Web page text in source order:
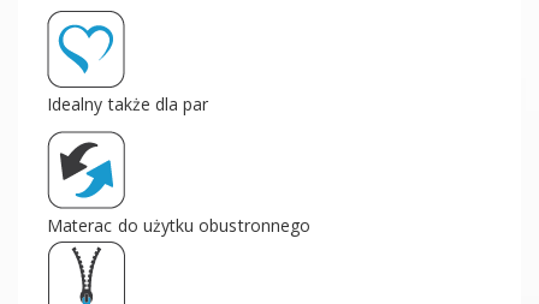
Idealny także dla par
Materac do użytku obustronnego